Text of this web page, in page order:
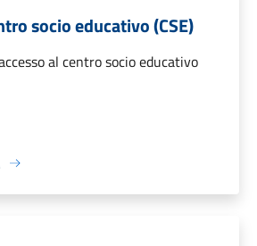
socio educativo (CSE)
al centro socio educativo